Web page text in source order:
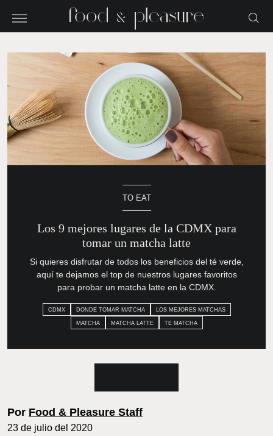
TO EAT
Los 9 mejores lugares de la CDMX
para tomar un matcha latte
Si quieres disfrutar de todos los beneficios del té verde,
aquí te dejamos el top de nuestros lugares favoritos para
probar un matcha latte en la CDMX.
CDMX DONDE TOMAR MATCHA LOS MEJORES MATCHAS
MATCHA
MATCHA LATTE
TE MATCHA
Por Food & Pleasure Staff
23 de julio del 2020